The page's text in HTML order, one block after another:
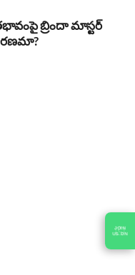
బ్రిందా మాస్టర్